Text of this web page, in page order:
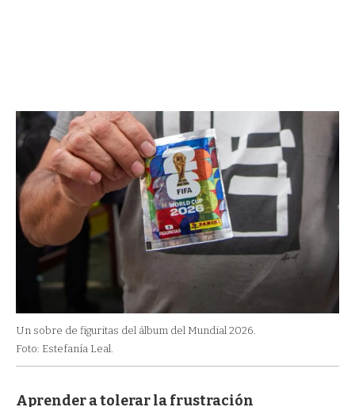
Un sobre de figuritas del álbum del Mundial 2026.
Foto: Estefanía Leal.
Aprender a tolerar la frustración